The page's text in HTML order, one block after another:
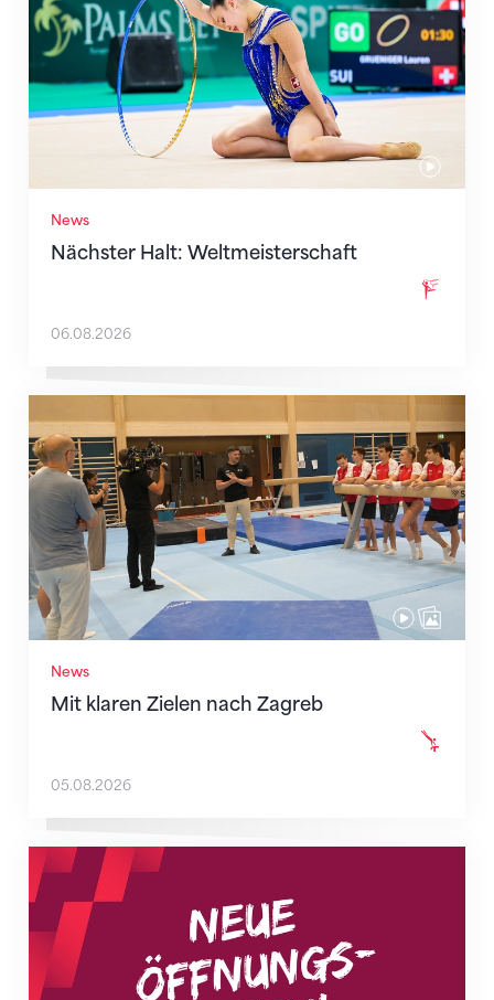
News
Nächster Halt: Weltmeisterschaft
06.08.2026
News
Mit klaren Zielen nach Zagreb
Mit klaren Zielen nach Zagreb
05.08.2026
Neue Empfangszeiten ab 1. August 2026